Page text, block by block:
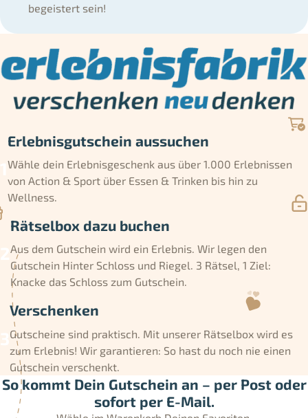
begeistert sein!
Erlebnisgutschein aussuchen
Wähle dein Erlebnisgeschenk aus über 1.000 Erlebnissen
von Action & Sport über Essen & Trinken bis hin zu
Wellness.
Rätselbox dazu buchen
Aus dem Gutschein wird ein Erlebnis. Wir legen den
Gutschein Hinter Schloss und Riegel. 3 Rätsel, 1 Ziel:
Knacke das Schloss zum Gutschein.
Verschenken
Gutscheine sind praktisch. Mit unserer Rätselbox wird es
zum Erlebnis! Wir garantieren: So hast du noch nie einen
Gutschein verschenkt.
So kommt Dein Gutschein an – per Post oder
sofort per E-Mail.